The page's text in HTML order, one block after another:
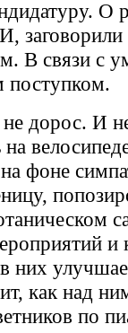
О
В связи с
поступком.
дорос. И
фоне
и
в них
как над
по